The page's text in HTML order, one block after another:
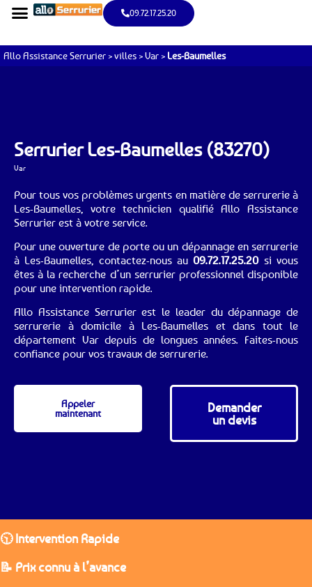
09.72.17.25.20
Allo Assistance Serrurier >villes >Var > Les-Baumelles
Serrurier Les-Baumelles (83270)
Var
Pour tous vos problèmes urgents en matière de serrurerie à
Les-Baumelles, votre technicien qualifié Allo Assistance
Serrurier est à votre service.
Pour une ouverture de porte ou un dépannage en serrurerie
à Les-Baumelles, contactez-nous au09.72.17.25.20si vous
êtes à la recherche d’un serrurier professionnel disponible
pour une intervention rapide.
Allo Assistance Serrurier est le leader du dépannage de
serrurerie à domicile à Les-Baumelles et dans tout le
département Var depuis de longues années. Faites-nous
confiance pour vos travaux de serrurerie.
Appeler
maintenant
Demander
un devis
🕥 Intervention Rapide
📝 Prix connu à l’avance